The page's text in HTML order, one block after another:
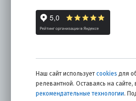
Наш сайт использует cookies для
релевантной. Оставаясь на
рекомендательные технологии.